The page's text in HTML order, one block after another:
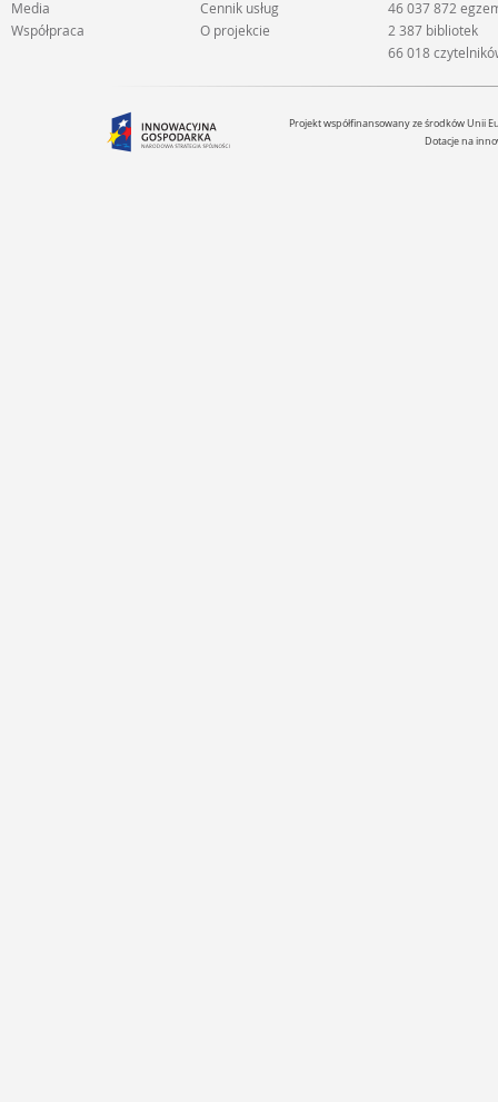
Media
Współpraca
Cennik usług
O projekcie
46 037 872
2 387 bibliotek
66 018
Projekt współfinansowany ze środków Unii
Dotacje na